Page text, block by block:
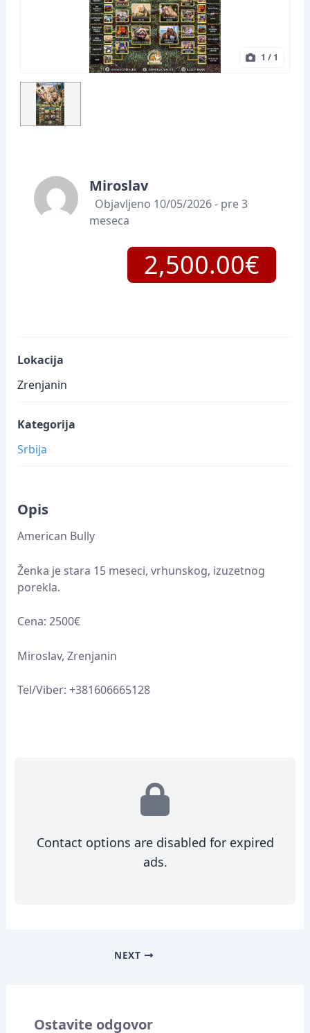
1 / 1
Miroslav
Objavljeno 10/05/2026 - pre 3
meseca
2,500.00€
Lokacija
Zrenjanin
Kategorija
Srbija
Opis
American Bully
Ženka je stara 15 meseci, vrhunskog, izuzetnog
porekla.
Cena: 2500€
Miroslav, Zrenjanin
Tel/Viber: +381606665128
Contact options are disabled for expired
ads.
NEXT
Ostavite odgovor